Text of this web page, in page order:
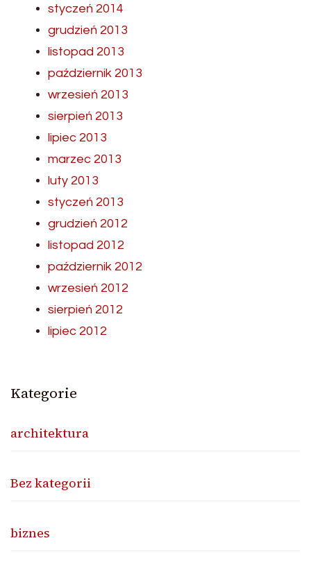
styczeń 2014
grudzień 2013
listopad 2013
październik 2013
wrzesień 2013
sierpień 2013
lipiec 2013
marzec 2013
luty 2013
styczeń 2013
grudzień 2012
listopad 2012
październik 2012
wrzesień 2012
sierpień 2012
lipiec 2012
Kategorie
architektura
Bez kategorii
biznes